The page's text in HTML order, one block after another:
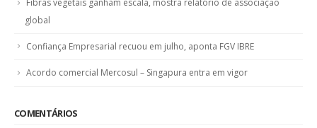
Fibras vegetais ganham escala, mostra relatório de associação